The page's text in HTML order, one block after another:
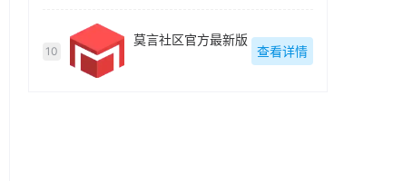
10
莫言社区官方最新版
查看详情